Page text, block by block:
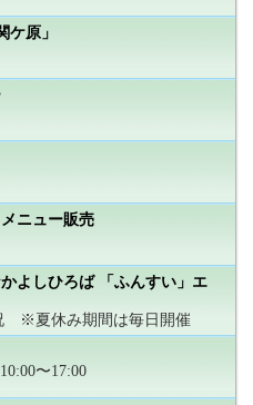
原」
ニュー販売
よしひろば 「ふんすい」エ
※夏休み期間は毎日開催
〜17:00